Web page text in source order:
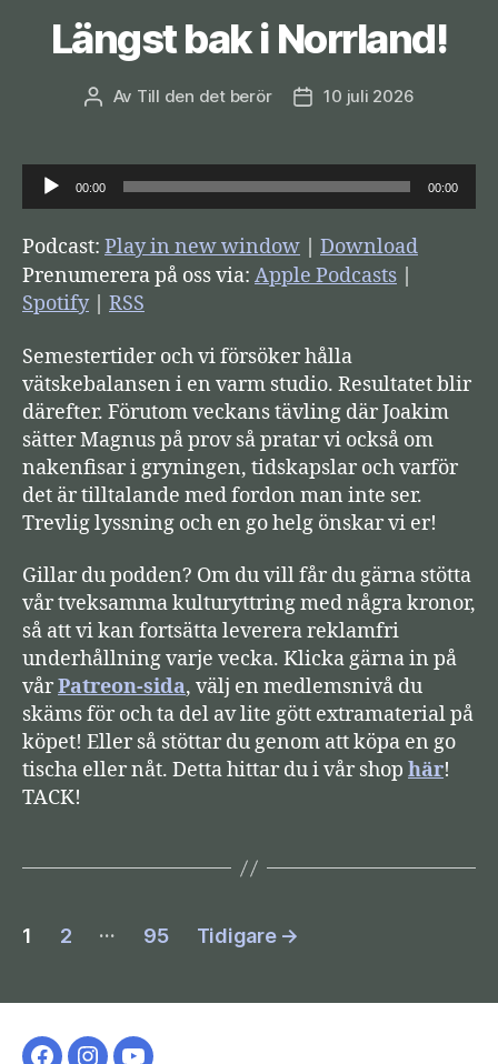
Längst bak i Norrland!
Inläggsförfattare
Av Till den det berör Inläggsdatum
10 juli 2026
j
u
d
s
e
l
a
r
e
00:00 00:00
Podcast: Play in new window
Download
Prenumerera på oss via: Apple Podcasts
Spotify| RSS
Semestertider och vi försöker hålla
vätskebalansen i en varm studio. Resultatet blir
därefter. Förutom veckans tävling där Joakim
sätter Magnus på prov så pratar vi också om
nakenfisar i gryningen, tidskapslar och varför
det är tilltalande med fordon man inte ser.
Trevlig lyssning och en go helg önskar vi er!
Gillar du podden? Om du vill får du gärna stötta
vår tveksamma kulturyttring med några kronor,
så att vi kan fortsätta leverera reklamfri
underhållning varje vecka. Klicka gärna in på
vårPatreon-sida, välj en medlemsnivå du
skäms för och ta del av lite gött extramaterial på
köpet! Eller så stöttar du genom att köpa en go
tischa eller nåt. Detta hittar du i vår shop här!
TACK!
Sidnumrering
inlägg
1 2 … 95 Tidigare →